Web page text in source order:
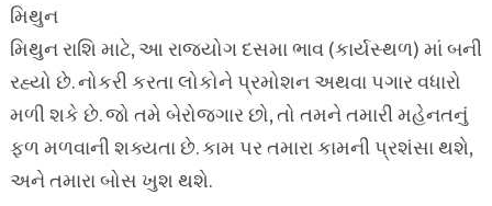
મિથુન
મિથુન રાશિ માટે, આ રાજયોગ દસમા ભાવ (કાર્યસ્થળ) માં બની
રહ્યો છે. નોકરી કરતા લોકોને પ્રમોશન અથવા પગાર વધારો
મળી શકે છે. જો તમે બેરોજગાર છો, તો તમને તમારી મહેનતનું
ફળ મળવાની શક્યતા છે. કામ પર તમારા કામની પ્રશંસા થશે,
અને તમારા બોસ ખુશ થશે.